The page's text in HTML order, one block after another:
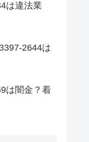
は違法業
2644は
は闇金？着